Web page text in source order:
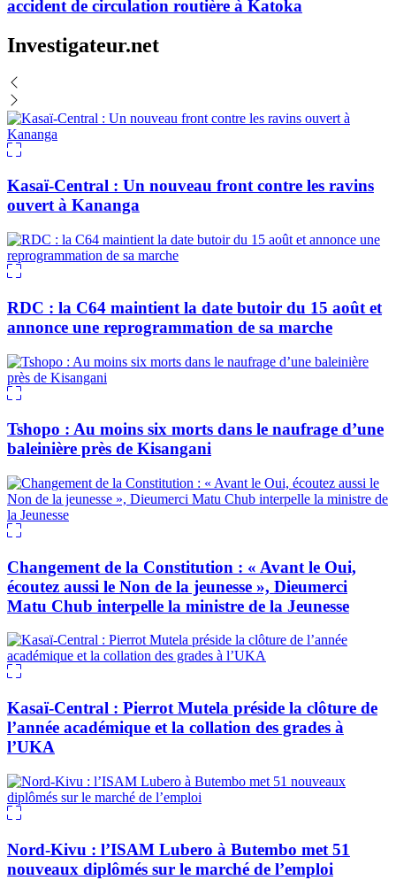
accident de circulation routière à Katoka
Investigateur.net
Kasaï-Central : Un nouveau front contre les ravins
ouvert à Kananga
RDC : la C64 maintient la date butoir du 15 août et
annonce une reprogrammation de sa marche
Tshopo : Au moins six morts dans le naufrage d’une
baleinière près de Kisangani
Changement de la Constitution : « Avant le Oui,
écoutez aussi le Non de la jeunesse », Dieumerci
Matu Chub interpelle la ministre de la Jeunesse
Kasaï-Central : Pierrot Mutela préside la clôture de
l’année académique et la collation des grades à
l’UKA
Nord-Kivu : l’ISAM Lubero à Butembo met 51
nouveaux diplômés sur le marché de l’emploi